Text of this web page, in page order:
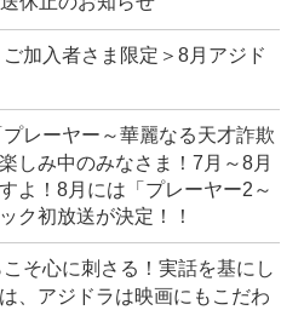
ご加入者さま限定＞8月アジド
レーヤー～華麗なる天才詐欺
しみ中のみなさま！7月～8月
よ！8月には「プレーヤー2～
ク初放送が決定！！
そ心に刺さる！実話を基にし
、アジドラは映画にもこだわ